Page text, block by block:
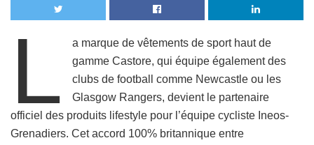
L
a marque de vêtements de sport haut de
gamme Castore, qui équipe également des
clubs de football comme Newcastle ou les
Glasgow Rangers, devient le partenaire
officiel des produits lifestyle pour l’équipe cycliste Ineos-
Grenadiers. Cet accord 100% britannique entre